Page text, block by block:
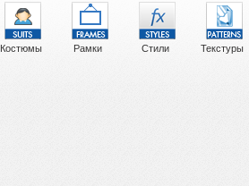
Костюмы Рамки Стили Текстуры